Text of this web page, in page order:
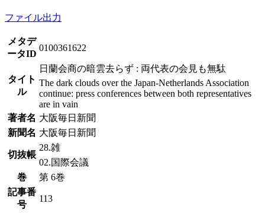
ファイル出力
メタデ
ータID
0100361622
タイト
ル
日蘭会商の暗雲去らず : 両代表の会見も無駄
The dark clouds over the Japan-Netherlands Association
continue: press conferences between both representatives
are in vain
著者名 大阪毎日新聞
新聞名 大阪毎日新聞
切抜帳
28.雑
02.国際会議
巻
第 6巻
記事番
号
113